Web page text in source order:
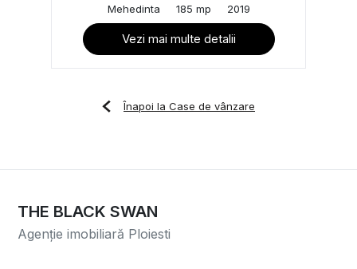
Mehedinta
185 mp 2019
Vezi mai multe detalii
Înapoi la Case de vânzare
THE BLACK SWAN
Agenție imobiliară Ploiesti